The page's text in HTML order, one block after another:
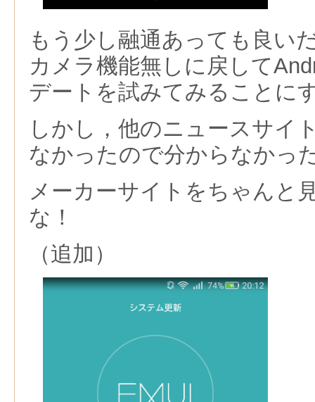
もう少し融通あっても良い
カメラ機能無しに戻して
デートを試みてみることに
しかし，他のニュースサイ
なかったので分からなかっ
メーカーサイトをちゃんと
な！
（追加）